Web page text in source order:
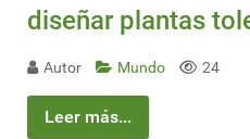
diseñar plantas
Autor Mundo 24
Leer más...